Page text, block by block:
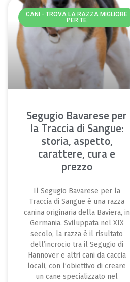
CANI - TROVA LA RAZZA MIGLIORE
PER TE
Segugio Bavarese per
la Traccia di Sangue:
storia, aspetto,
carattere, cura e
prezzo
Il Segugio Bavarese per la
Traccia di Sangue è una razza
canina originaria della Baviera, in
Germania. Sviluppata nel XIX
secolo, la razza è il risultato
dell’incrocio tra il Segugio di
Hannover e altri cani da caccia
locali, con l’obiettivo di creare
un cane specializzato nel